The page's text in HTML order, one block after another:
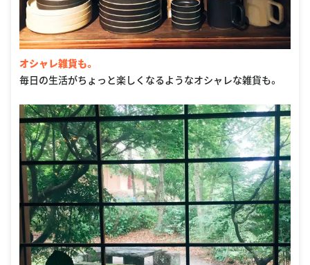
オシャレ雑貨も。
毎日の生活がちょっと楽しくなるようなオシャレな雑貨も。